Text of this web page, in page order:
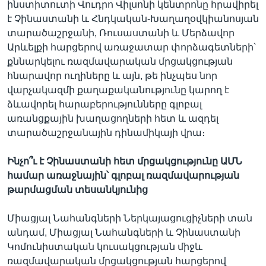
ինստիտուտի Վուդրո Վիլսոնի կենտրոնը հրավիրել
է Չինաստանի և Հնդկական-Խաղաղօվկիանոսյան
տարածաշրջանի, Ռուսաստանի և Մերձավոր
Արևելքի հարցերով առաջատար փորձագետների՝
քննարկելու ռազմավարական մրցակցության
հնարավոր ուղիները և այն, թե ինչպես նոր
վարչակազմի քաղաքականությունը կարող է
ձևավորել հարաբերությունները գլոբալ
առանցքային խաղացողների հետ և ազդել
տարածաշրջանային դինամիկայի վրա։
Ինչո՞ւ է Չինաստանի հետ մրցակցությունը ԱՄՆ
համար առաջնային՝ գլոբալ ռազմավարության
թարմացման տեսանկյունից
Միացյալ Նահանգների Ներկայացուցիչների տան
անդամ, Միացյալ Նահանգների և Չինաստանի
Կոմունիստական կուսակցության միջև
ռազմավարական մրցակցության հարցերով